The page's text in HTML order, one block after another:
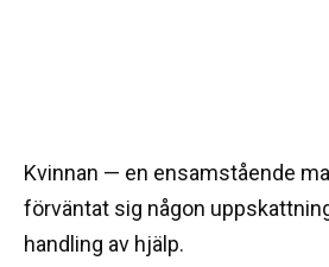
Kvinnan — en ensamstående
förväntat sig någon
handling av hjälp.